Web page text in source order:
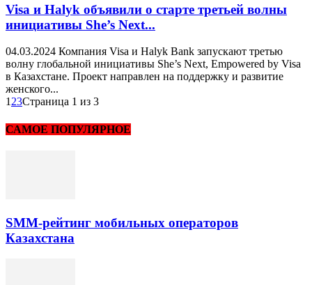
Visa и Halyk объявили о старте третьей волны
инициативы She’s Next...
04.03.2024 Компания Visa и Halyk Bank запускают третью
волну глобальной инициативы She’s Next, Empowered by Visa
в Казахстане. Проект направлен на поддержку и развитие
женского...
1 23Страница 1 из 3
САМОЕ ПОПУЛЯРНОЕ
SMM-рейтинг мобильных операторов
Казахстана